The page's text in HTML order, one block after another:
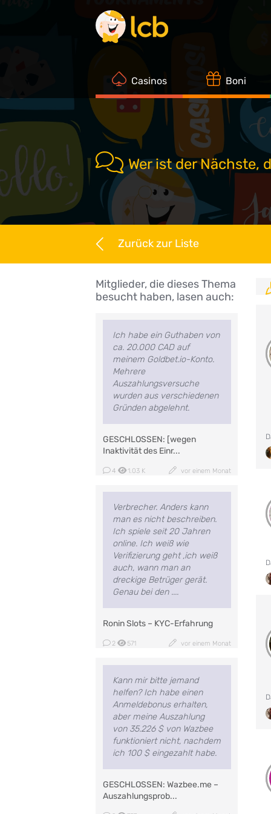
Casinos Boni
Wer ist der Nächste,
Zurück zur Liste
Mitglieder, die dieses Thema
besucht haben, lasen auch:
Ich habe ein Guthaben von
ca. 20.000 CAD auf
meinem Goldbet.io-Konto.
Mehrere
Auszahlungsversuche
wurden aus verschiedenen
Gründen abgelehnt.
GESCHLOSSEN: [wegen
Inaktivität des Einr...
4 1.03 K vor einem Monat
Verbrecher. Anders kann
man es nicht beschreiben.
Ich spiele seit 20 Jahren
online. Ich weiß wie
Verifizierung geht ,ich weiß
auch, wann man an
dreckige Betrüger gerät.
Genau bei den ....
Ronin Slots – KYC-Erfahrung
2 571 vor einem Monat
Kann mir bitte jemand
helfen? Ich habe einen
Anmeldebonus erhalten,
aber meine Auszahlung
von 35.226 $ von Wazbee
funktioniert nicht, nachdem
ich 100 $ eingezahlt habe.
GESCHLOSSEN: Wazbee.me –
Auszahlungsprob...